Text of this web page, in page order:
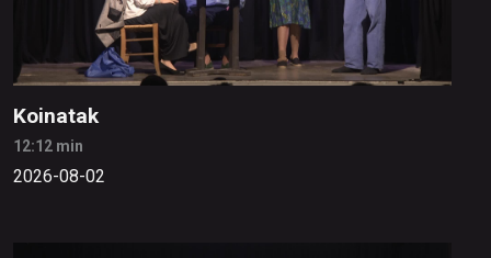
Koinatak
12:12 min
2026-08-02